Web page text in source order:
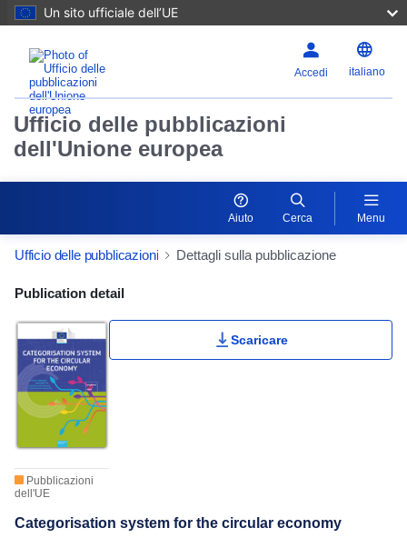
Un sito ufficiale dell’UE
Accedi italiano
Ufficio delle pubblicazioni
dell'Unione europea
Aiuto Cerca Menu
Ufficio delle pubblicazioni Dettagli sulla pubblicazione
Publication Detail Actions Portlet
Publication detail
Pubblicazioni
dell'UE
Scaricare
Categorisation system for the circular economy